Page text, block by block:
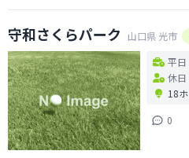
守和さくらパーク 山口県 光市
平日
休日
18
0